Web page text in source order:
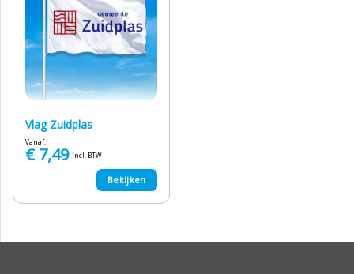
Vlag Zuidplas
Vanaf:
€7,49 incl. BTW
Bekijken